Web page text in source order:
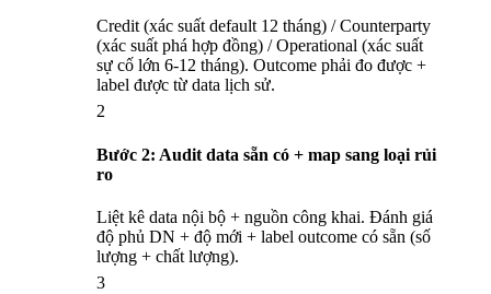
Credit (xác suất default 12 tháng) / Counterparty
(xác suất phá hợp đồng) / Operational (xác suất
sự cố lớn 6-12 tháng). Outcome phải đo được +
label được từ data lịch sử.
2
Bước 2: Audit data sẵn có + map sang loại rủi
ro
Liệt kê data nội bộ + nguồn công khai. Đánh giá
độ phủ DN + độ mới + label outcome có sẵn (số
lượng + chất lượng).
3